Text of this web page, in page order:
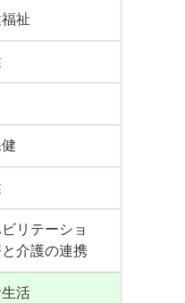
祉
リテーショ
介護の連携
活